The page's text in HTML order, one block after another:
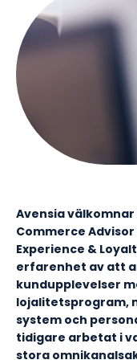
Avensia
Commerce
Experience &
erfarenhet av att
kundupplevelser
lojalitetsprogram,
system och
tidigare arbetat i
stora